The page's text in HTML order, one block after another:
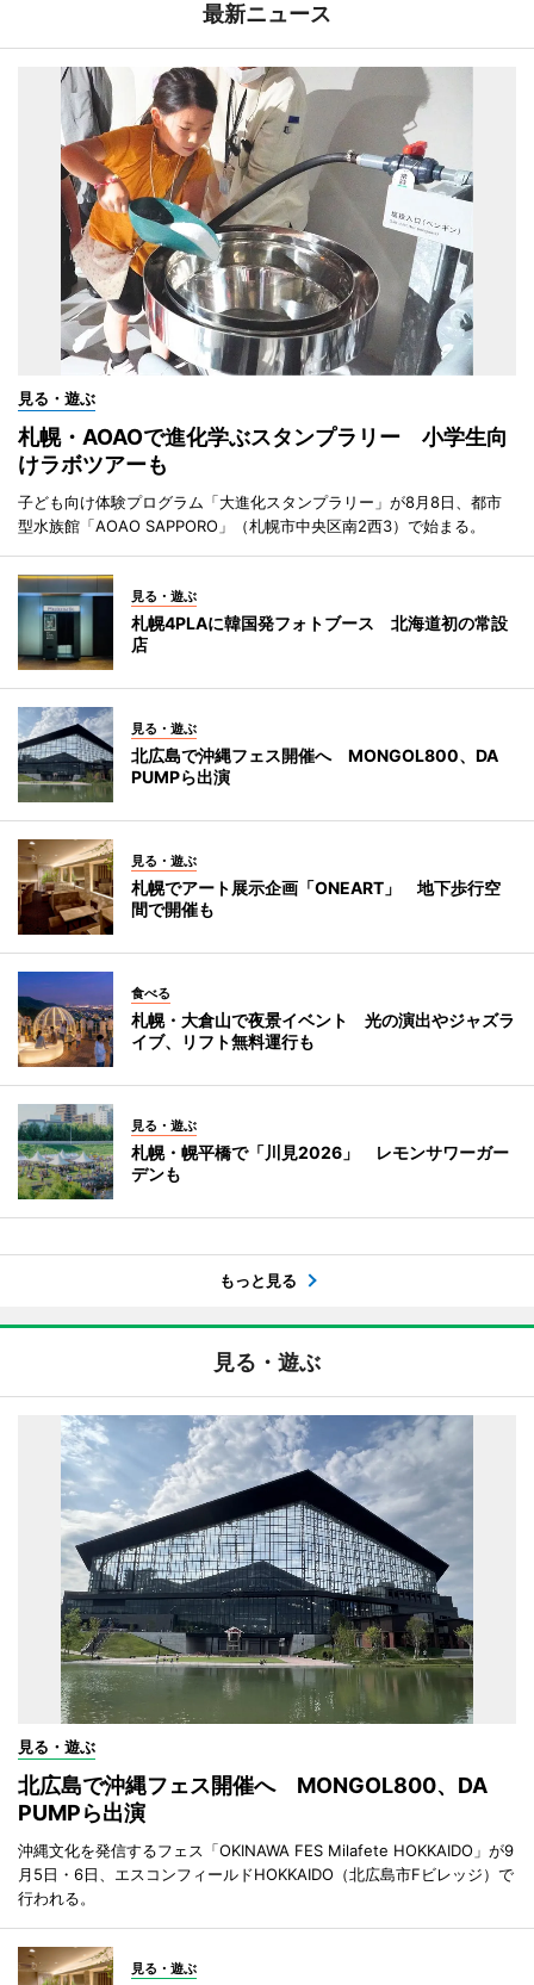
最新ニュース
見る・遊ぶ
札幌・AOAOで進化学ぶスタンプラリー 小学生向
けラボツアーも
子ども向け体験プログラム「大進化スタンプラリー」が8月8日、都市
型水族館「AOAO SAPPORO」（札幌市中央区南2西3）で始まる。
見る・遊ぶ
札幌4PLAに韓国発フォトブース 北海道初の常設
店
見る・遊ぶ
北広島で沖縄フェス開催へ MONGOL800、DA
PUMPら出演
見る・遊ぶ
札幌でアート展示企画「ONEART」 地下歩行空
間で開催も
食べる
札幌・大倉山で夜景イベント 光の演出やジャズラ
イブ、リフト無料運行も
見る・遊ぶ
札幌・幌平橋で「川見2026」 レモンサワーガー
デンも
もっと見る
見る・遊ぶ
見る・遊ぶ
北広島で沖縄フェス開催へ MONGOL800、DA
PUMPら出演
沖縄文化を発信するフェス「OKINAWA FES Milafete HOKKAIDO」が9
月5日・6日、エスコンフィールドHOKKAIDO（北広島市Fビレッジ）で
行われる。
見る・遊ぶ